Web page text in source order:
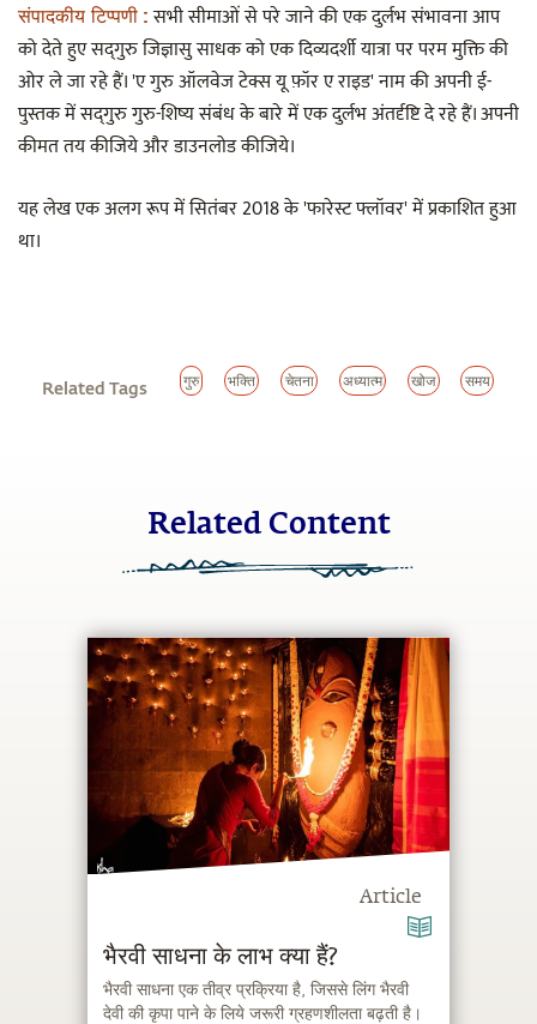
संपादकीय टिप्पणी :सभी सीमाओं से परे जाने की एक दुर्लभ संभावना आप
को देते हुए सद्‌गुरु जिज्ञासु साधक को एक दिव्यदर्शी यात्रा पर परम मुक्ति की
ओर ले जा रहे हैं। 'ए गुरु ऑलवेज टेक्स यू फ़ॉर ए राइड' नाम की अपनी ई-
पुस्तक में सद्‌गुरु गुरु-शिष्य संबंध के बारे में एक दुर्लभ अंतर्दृष्टि दे रहे हैं। अपनी
कीमत तय कीजिये और डाउनलोड कीजिये।
यह लेख एक अलग रूप में सितंबर 2018 के 'फारेस्ट फ्लॉवर' में प्रकाशित हुआ
था।
Related Tags गुरु भक्ति चेतना अध्यात्म खोज समय
Related Content
Article
भैरवी साधना के लाभ क्या हैं?
भैरवी साधना एक तीव्र प्रक्रिया है, जिससे लिंग भैरवी
देवी की कृपा पाने के लिये जरूरी ग्रहणशीलता बढ़ती है।